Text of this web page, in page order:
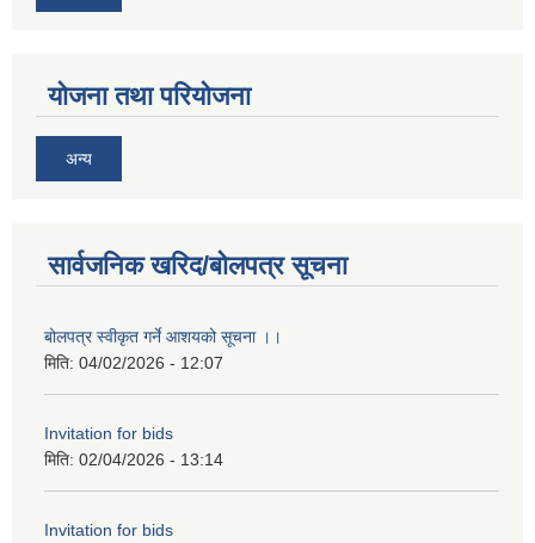
योजना तथा परियोजना
अन्य
सार्वजनिक खरिद/बोलपत्र सूचना
बोलपत्र स्वीकृत गर्ने आशयको सूचना ।।
मिति: 04/02/2026 - 12:07
Invitation for bids
मिति: 02/04/2026 - 13:14
Invitation for bids